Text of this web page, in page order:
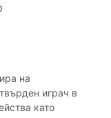
на
играч в
като